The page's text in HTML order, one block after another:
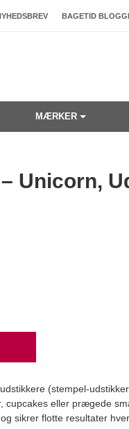
BAGETID
MÆRKER
Unicorn,
(stempel-
cupcakes eller prægede
sikrer flotte resultater hver